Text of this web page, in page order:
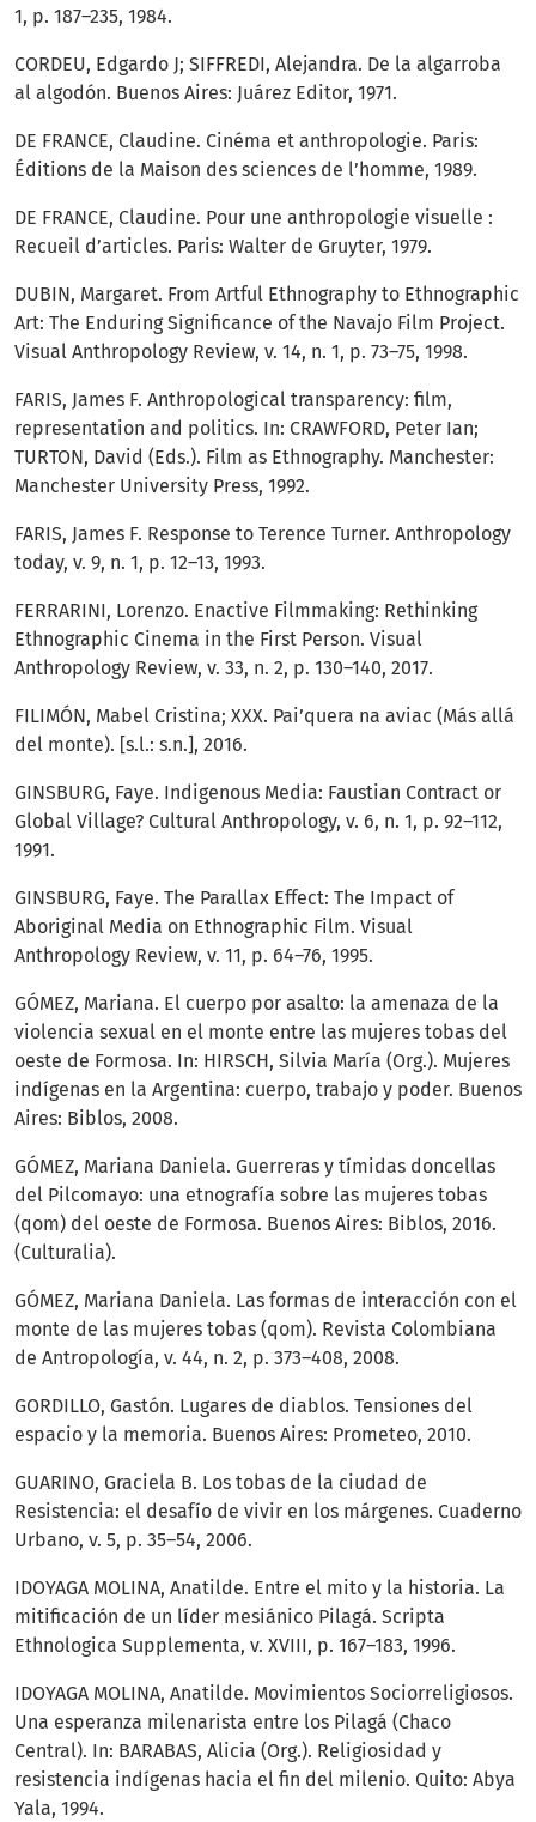
1, p. 187–235, 1984.
CORDEU, Edgardo J; SIFFREDI, Alejandra. De la algarroba
al algodón. Buenos Aires: Juárez Editor, 1971.
DE FRANCE, Claudine. Cinéma et anthropologie. Paris:
Éditions de la Maison des sciences de l’homme, 1989.
DE FRANCE, Claudine. Pour une anthropologie visuelle :
Recueil d’articles. Paris: Walter de Gruyter, 1979.
DUBIN, Margaret. From Artful Ethnography to Ethnographic
Art: The Enduring Significance of the Navajo Film Project.
Visual Anthropology Review, v. 14, n. 1, p. 73–75, 1998.
FARIS, James F. Anthropological transparency: film,
representation and politics. In: CRAWFORD, Peter Ian;
TURTON, David (Eds.). Film as Ethnography. Manchester:
Manchester University Press, 1992.
FARIS, James F. Response to Terence Turner. Anthropology
today, v. 9, n. 1, p. 12–13, 1993.
FERRARINI, Lorenzo. Enactive Filmmaking: Rethinking
Ethnographic Cinema in the First Person. Visual
Anthropology Review, v. 33, n. 2, p. 130–140, 2017.
FILIMÓN, Mabel Cristina; XXX. Pai’quera na aviac (Más allá
del monte). [s.l.: s.n.], 2016.
GINSBURG, Faye. Indigenous Media: Faustian Contract or
Global Village? Cultural Anthropology, v. 6, n. 1, p. 92–112,
1991.
GINSBURG, Faye. The Parallax Effect: The Impact of
Aboriginal Media on Ethnographic Film. Visual
Anthropology Review, v. 11, p. 64–76, 1995.
GÓMEZ, Mariana. El cuerpo por asalto: la amenaza de la
violencia sexual en el monte entre las mujeres tobas del
oeste de Formosa. In: HIRSCH, Silvia María (Org.). Mujeres
indígenas en la Argentina: cuerpo, trabajo y poder. Buenos
Aires: Biblos, 2008.
GÓMEZ, Mariana Daniela. Guerreras y tímidas doncellas
del Pilcomayo: una etnografía sobre las mujeres tobas
(qom) del oeste de Formosa. Buenos Aires: Biblos, 2016.
(Culturalia).
GÓMEZ, Mariana Daniela. Las formas de interacción con el
monte de las mujeres tobas (qom). Revista Colombiana
de Antropología, v. 44, n. 2, p. 373–408, 2008.
GORDILLO, Gastón. Lugares de diablos. Tensiones del
espacio y la memoria. Buenos Aires: Prometeo, 2010.
GUARINO, Graciela B. Los tobas de la ciudad de
Resistencia: el desafío de vivir en los márgenes. Cuaderno
Urbano, v. 5, p. 35–54, 2006.
IDOYAGA MOLINA, Anatilde. Entre el mito y la historia. La
mitificación de un líder mesiánico Pilagá. Scripta
Ethnologica Supplementa, v. XVIII, p. 167–183, 1996.
IDOYAGA MOLINA, Anatilde. Movimientos Sociorreligiosos.
Una esperanza milenarista entre los Pilagá (Chaco
Central). In: BARABAS, Alicia (Org.). Religiosidad y
resistencia indígenas hacia el fin del milenio. Quito: Abya
Yala, 1994.